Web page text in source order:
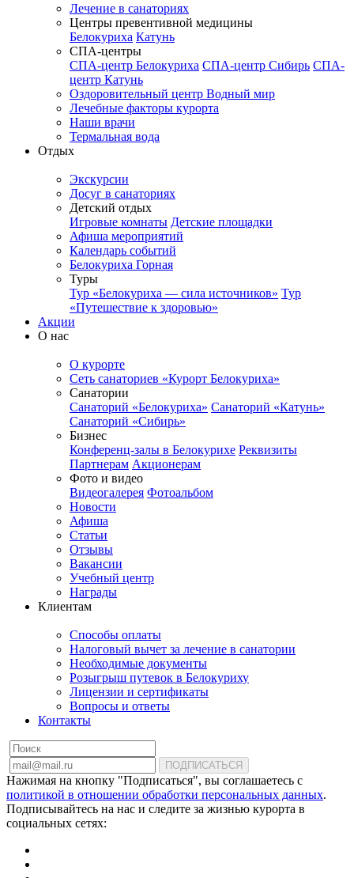
Лечение в санаториях
Центры превентивной медицины
Белокуриха Катунь
СПА-центры
СПА-центр Белокуриха СПА-центр Сибирь СПА-
центр Катунь
Оздоровительный центр Водный мир
Лечебные факторы курорта
Наши врачи
Термальная вода
Отдых
Экскурсии
Досуг в санаториях
Детский отдых
Игровые комнаты Детские площадки
Афиша мероприятий
Календарь событий
Белокуриха Горная
Туры
Тур «Белокуриха — сила источников» Тур
«Путешествие к здоровью»
Акции
О нас
О курорте
Сеть санаториев «Курорт Белокуриха»
Санатории
Санаторий «Белокуриха» Санаторий «Катунь»
Санаторий «Сибирь»
Бизнес
Конференц-залы в Белокурихе Реквизиты
Партнерам Акционерам
Фото и видео
Видеогалерея Фотоальбом
Новости
Афиша
Статьи
Отзывы
Вакансии
Учебный центр
Награды
Клиентам
Способы оплаты
Налоговый вычет за лечение в санатории
Необходимые документы
Розыгрыш путевок в Белокуриху
Лицензии и сертификаты
Вопросы и ответы
Контакты
ПОДПИСАТЬСЯ
Нажимая на кнопку "Подписаться", вы соглашаетесь с
политикой в отношении обработки персональных данных.
Подписывайтесь на нас и следите за жизнью курорта в
социальных сетях: